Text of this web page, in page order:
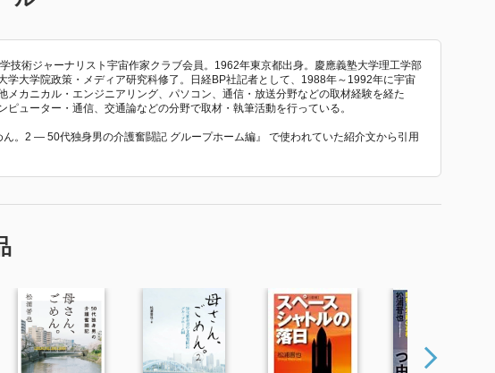
技術ジャーナリスト宇宙作家クラブ会員。1962年東京都出身。慶應義塾大学理工学部
学大学院政策・メディア研究科修了。日経BP社記者として、1988年～1992年に宇宙
メカニカル・エンジニアリング、パソコン、通信・放送分野などの取材経験を経た
ピューター・通信、交通論などの分野で取材・執筆活動を行っている。
ん。2 ― 50代独身男の介護奮闘記 グループホーム編』 で使われていた紹介文から引用